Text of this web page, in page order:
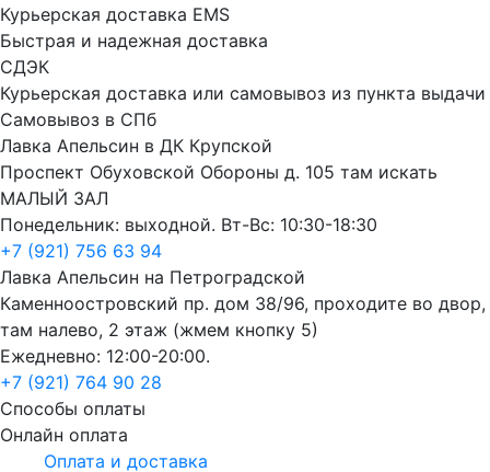
Курьерская доставка EMS
Быстрая и надежная доставка
СДЭК
Курьерская доставка или самовывоз из пункта выдачи
Самовывоз в СПб
Лавка Апельсин в ДК Крупской
Проспект Обуховской Обороны д. 105 там искать
МАЛЫЙ ЗАЛ
Понедельник: выходной. Вт-Вс: 10:30-18:30
+7 (921) 756 63 94
Лавка Апельсин на Петроградской
Каменноостровский пр. дом 38/96, проходите во двор,
там налево, 2 этаж (жмем кнопку 5)
Ежедневно: 12:00-20:00.
+7 (921) 764 90 28
Способы оплаты
Онлайн оплата
Оплата и доставка